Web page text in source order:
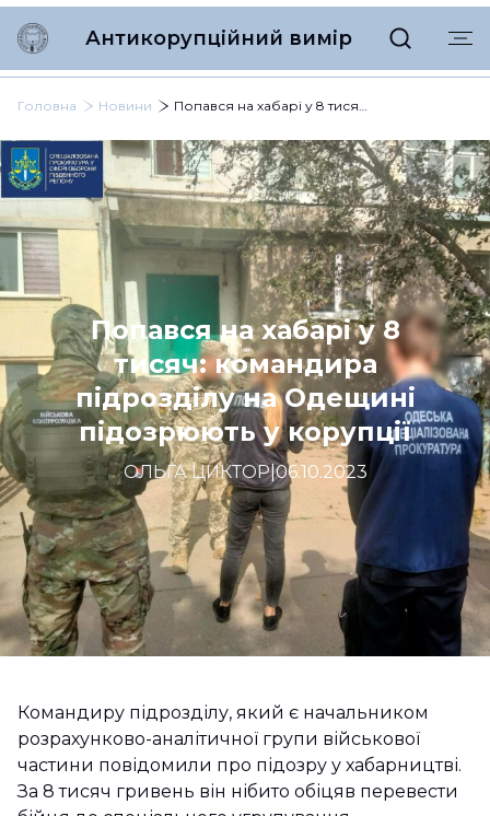
Антикорупційний вимір
Головна Новини Попався на хабарі у 8 тисяч: командира підрозділу на Одещині підозрюють у корупції
Попався на хабарі у 8
тисяч: командира
підрозділу на Одещині
підозрюють у корупції
ОЛЬГА ЦИКТОР|06.10.2023
Командиру підрозділу, який є начальником
розрахунково-аналітичної групи військової
частини повідомили про підозру у хабарництві.
За 8 тисяч гривень він нібито обіцяв перевести